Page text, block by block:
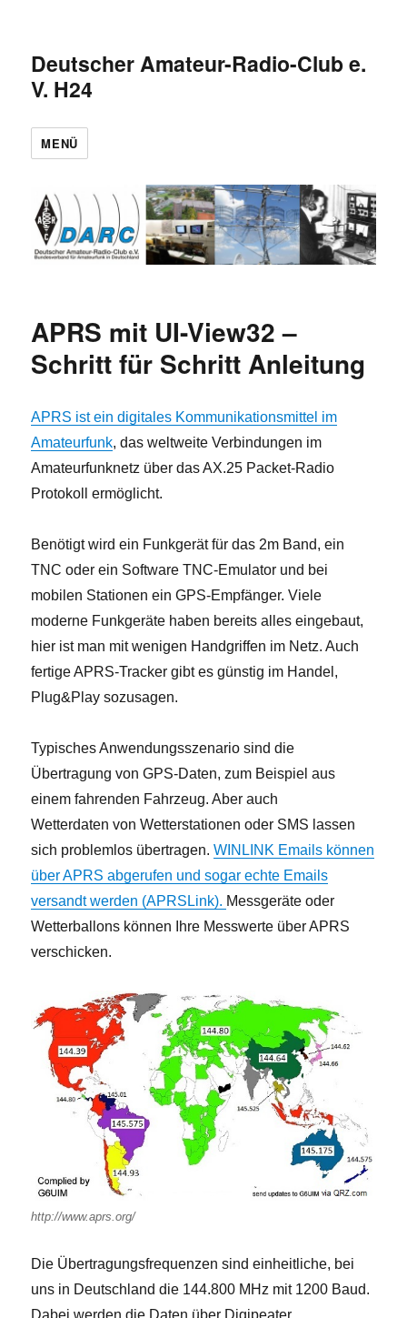
Deutscher Amateur-Radio-Club e.
V. H24
MENÜ
APRS mit UI-View32 –
Schritt für Schritt Anleitung
APRS ist ein digitales Kommunikationsmittel im
Amateurfunk, das weltweite Verbindungen im
Amateurfunknetz über das AX.25 Packet-Radio
Protokoll ermöglicht.
Benötigt wird ein Funkgerät für das 2m Band, ein
TNC oder ein Software TNC-Emulator und bei
mobilen Stationen ein GPS-Empfänger. Viele
moderne Funkgeräte haben bereits alles eingebaut,
hier ist man mit wenigen Handgriffen im Netz. Auch
fertige APRS-Tracker gibt es günstig im Handel,
Plug&Play sozusagen.
Typisches Anwendungsszenario sind die
Übertragung von GPS-Daten, zum Beispiel aus
einem fahrenden Fahrzeug. Aber auch
Wetterdaten von Wetterstationen oder SMS lassen
sich problemlos übertragen.WINLINK Emails können
über APRS abgerufen und sogar echte Emails
versandt werden (APRSLink). Messgeräte oder
Wetterballons können Ihre Messwerte über APRS
verschicken.
http://www.aprs.org/
Die Übertragungsfrequenzen sind einheitliche, bei
uns in Deutschland die 144.800 MHz mit 1200 Baud.
Dabei werden die Daten über Digipeater